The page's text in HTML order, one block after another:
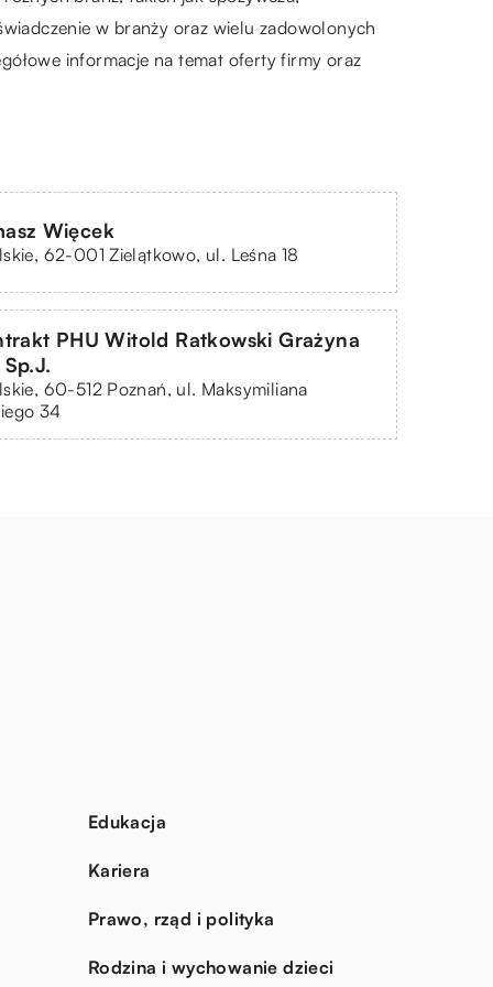
w branży oraz wielu zadowolonych
informacje na temat oferty firmy oraz
Więcek
62-001 Zielątkowo, ul. Leśna 18
PHU Witold Ratkowski Grażyna
60-512 Poznań, ul. Maksymiliana
34
Edukacja
Kariera
Prawo, rząd i polityka
Rodzina i wychowanie dzieci